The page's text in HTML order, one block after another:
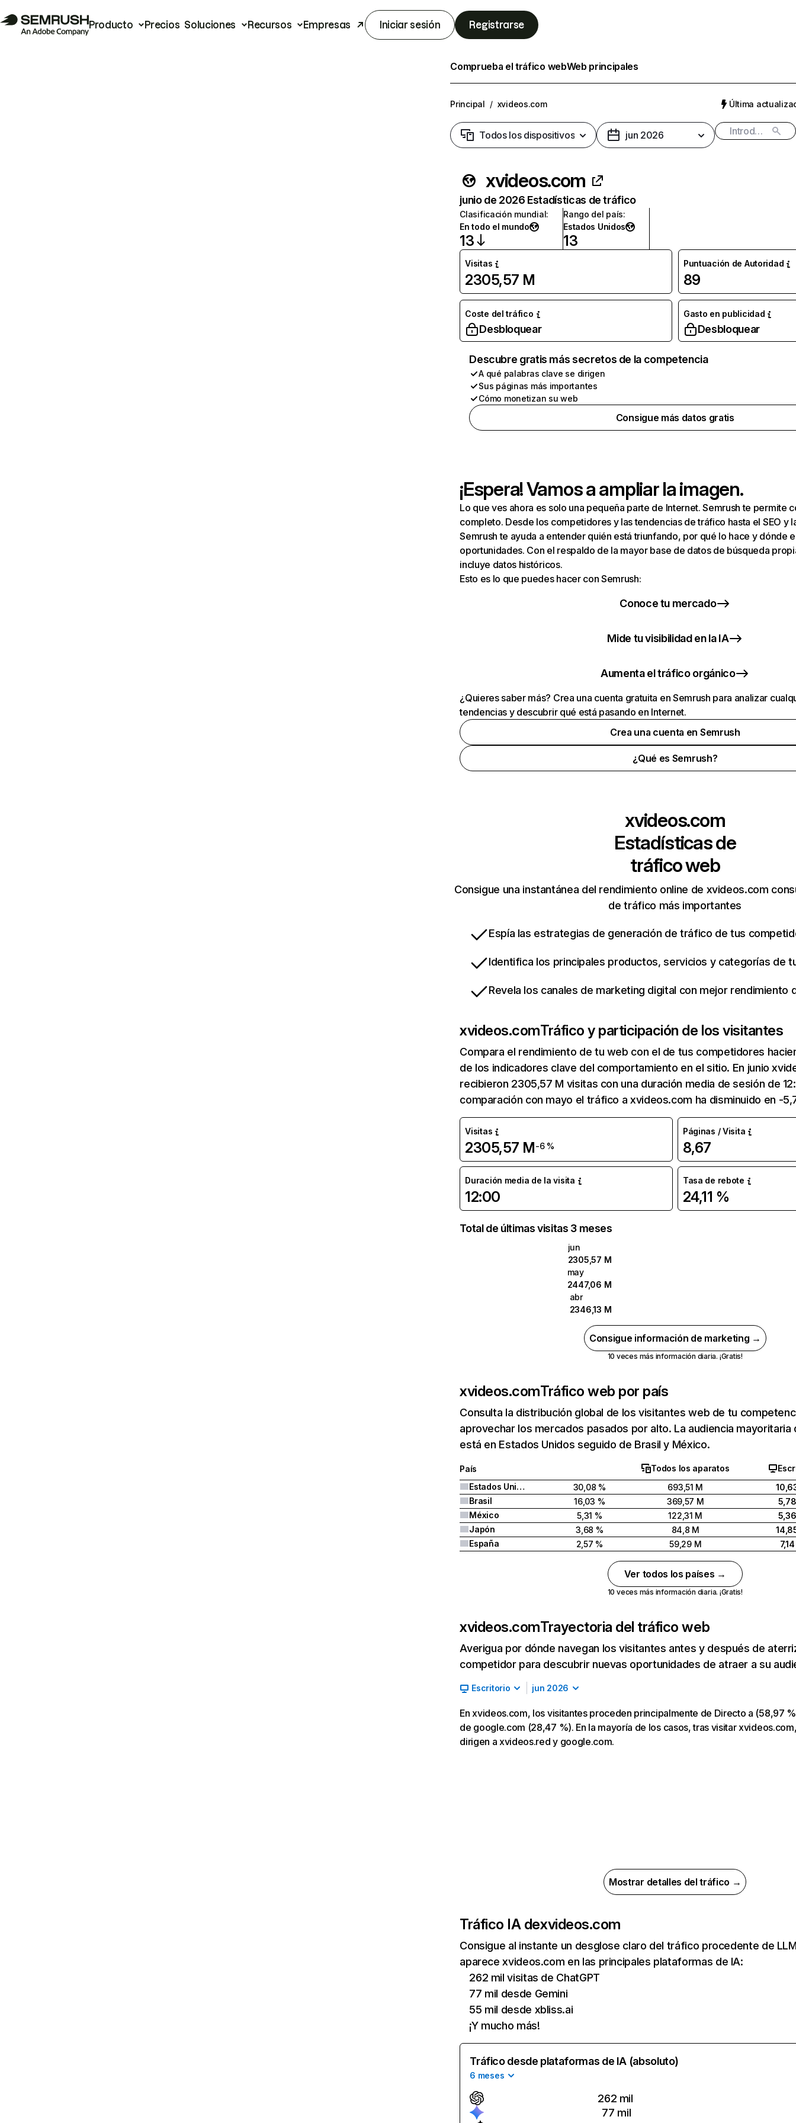
Producto Precios Soluciones Recursos Empresas Iniciar sesión Registrarse
Comprueba el tráfico webWeb principales
Principal / xvideos.com Última
Todos los dispositivos jun 2026
xvideos.com
junio de 2026 Estadísticas de tráfico
Clasificación mundial:
En todo el mundo
13
Rango del país:
Estados Unidos
13
Visitas
2305,57 M
Puntuación de Autoridad
89
Coste del tráfico
Desbloquear
Gasto en publicidad
Desbloquear
Descubre gratis más secretos de la competencia
A qué palabras clave se dirigen
Sus páginas más importantes
Cómo monetizan su web
Consigue más datos gratis
¡Espera! Vamos a ampliar la imagen.
Lo que ves ahora es solo una pequeña parte de Internet. Semrush te permite
completo. Desde los competidores y las tendencias de tráfico hasta el SEO y
Semrush te ayuda a entender quién está triunfando, por qué lo hace y dónde
oportunidades. Con el respaldo de la mayor base de datos de búsqueda
incluye datos históricos.
Esto es lo que puedes hacer con Semrush:
Conoce tu mercado
Mide tu visibilidad en la IA
Aumenta el tráfico orgánico
¿Quieres saber más? Crea una cuenta gratuita en Semrush para analizar
tendencias y descubrir qué está pasando en Internet.
Crea una cuenta en Semrush
¿Qué es Semrush?
xvideos.com
Estadísticas de
tráfico web
Consigue una instantánea del rendimiento online de xvideos.com
de tráfico más importantes
Espía las estrategias de generación de tráfico de tus
Identifica los principales productos, servicios y categorías de
Revela los canales de marketing digital con mejor rendimiento
xvideos.comTráfico y participación de los visitantes
Compara el rendimiento de tu web con el de tus competidores
de los indicadores clave del comportamiento en el sitio. En junio
recibieron 2305,57 M visitas con una duración media de sesión de
comparación con mayo el tráfico a xvideos.com ha disminuido en -
Visitas
2305,57 M-6 %
Páginas / Visita
8,67
Duración media de la visita
12:00
Tasa de rebote
24,11 %
Total de últimas visitas 3 meses
jun
2305,57 M
may
2447,06 M
abr
2346,13 M
Consigue información de marketing →
10 veces más información diaria. ¡Gratis!
xvideos.comTráfico web por país
Consulta la distribución global de los visitantes web de tu
aprovechar los mercados pasados por alto. La audiencia
está en Estados Unidos seguido de Brasil y México.
País Todos los aparatos
Estados Unidos
30,08 % 693,51 M
Brasil
16,03 % 369,57 M
México
5,31 % 122,31 M
Japón
3,68 % 84,8 M
España
2,57 % 59,29 M
Ver todos los países →
10 veces más información diaria. ¡Gratis!
xvideos.comTrayectoria del tráfico web
Averigua por dónde navegan los visitantes antes y después de
competidor para descubrir nuevas oportunidades de atraer a su
Escritorio jun 2026
En xvideos.com, los visitantes proceden principalmente de Directo a (58,97
de google.com (28,47 %). En la mayoría de los casos, tras visitar
dirigen a xvideos.red y google.com.
Mostrar detalles del tráfico →
Tráfico IA dexvideos.com
Consigue al instante un desglose claro del tráfico procedente de
aparece xvideos.com en las principales plataformas de IA:
262 mil visitas de ChatGPT
77 mil desde Gemini
55 mil desde xbliss.ai
¡Y mucho más!
Tráfico desde plataformas de IA (absoluto)
6 meses
262 mil
77 mil